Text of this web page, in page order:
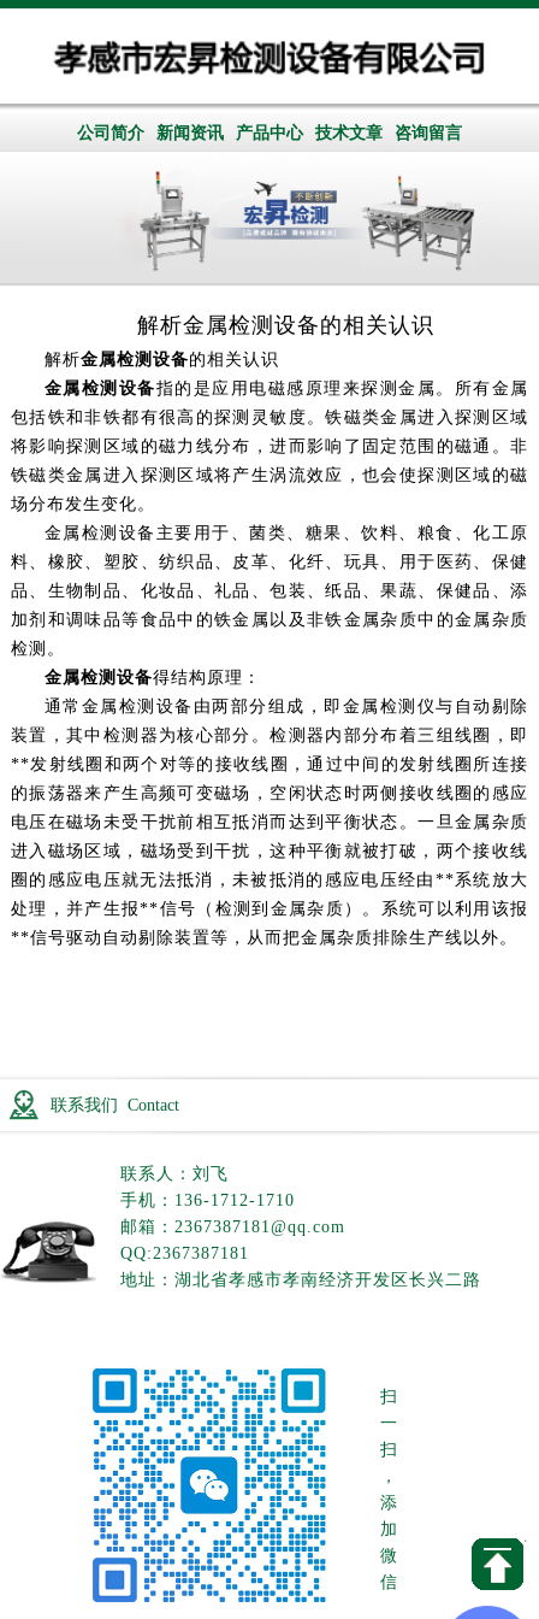
公司简介 新闻资讯 产品中心 技术文章 咨询留言
解析金属检测设备的相关认识
解析金属检测设备的相关认识
金属检测设备指的是应用电磁感原理来探测金属。所有金属
包括铁和非铁都有很高的探测灵敏度。铁磁类金属进入探测区域
将影响探测区域的磁力线分布，进而影响了固定范围的磁通。非
铁磁类金属进入探测区域将产生涡流效应，也会使探测区域的磁
场分布发生变化。
金属检测设备主要用于、菌类、糖果、饮料、粮食、化工原
料、橡胶、塑胶、纺织品、皮革、化纤、玩具、用于医药、保健
品、生物制品、化妆品、礼品、包装、纸品、果蔬、保健品、添
加剂和调味品等食品中的铁金属以及非铁金属杂质中的金属杂质
检测。
金属检测设备得结构原理：
通常金属检测设备由两部分组成，即金属检测仪与自动剔除
装置，其中检测器为核心部分。检测器内部分布着三组线圈，即
**发射线圈和两个对等的接收线圈，通过中间的发射线圈所连接
的振荡器来产生高频可变磁场，空闲状态时两侧接收线圈的感应
电压在磁场未受干扰前相互抵消而达到平衡状态。一旦金属杂质
进入磁场区域，磁场受到干扰，这种平衡就被打破，两个接收线
圈的感应电压就无法抵消，未被抵消的感应电压经由**系统放大
处理，并产生报**信号（检测到金属杂质）。系统可以利用该报
**信号驱动自动剔除装置等，从而把金属杂质排除生产线以外。
联系我们 Contact
联系人：刘飞
手机：136-1712-1710
邮箱：2367387181@qq.com
QQ:2367387181
地址：湖北省孝感市孝南经济开发区长兴二路
扫
一
扫
，
添
加
微
信